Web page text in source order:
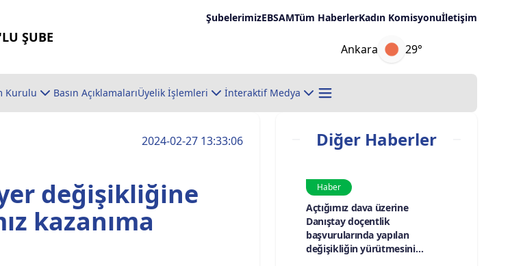
ŞUBE
ŞubelerimizEBSAMTüm HaberlerKadın Komisyonuİletişim
Ankara 29°
Kurulu Basın AçıklamalarıÜyelik İşlemleri İnteraktif Medya
2024-02-27 13:33:06
değişikliğine
kazanıma
Diğer Haberler
Haber
Açtığımız dava üzerine
Danıştay doçentlik
başvurularında yapılan
değişikliğin yürütmesini